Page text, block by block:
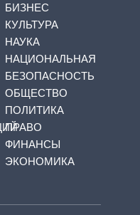
БИЗНЕС
КУЛЬТУРА
НАУКА
НАЦИОНАЛЬНАЯ
БЕЗОПАСНОСТЬ
ОБЩЕСТВО
ПОЛИТИКА
ПРАВО
ФИНАНСЫ
ЭКОНОМИКА